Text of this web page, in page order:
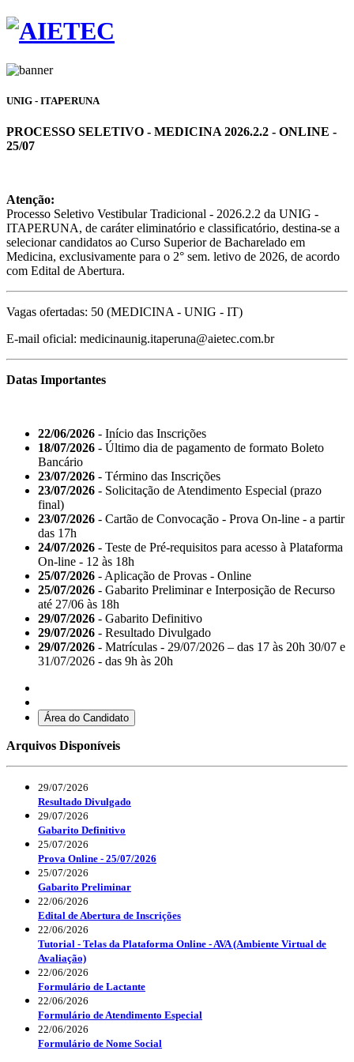
UNIG - ITAPERUNA
PROCESSO SELETIVO - MEDICINA 2026.2.2 - ONLINE -
25/07
Atenção:
Processo Seletivo Vestibular Tradicional - 2026.2.2 da UNIG -
ITAPERUNA, de caráter eliminatório e classificatório, destina-se a
selecionar candidatos ao Curso Superior de Bacharelado em
Medicina, exclusivamente para o 2° sem. letivo de 2026, de acordo
com Edital de Abertura.
Vagas ofertadas: 50 (MEDICINA - UNIG - IT)
E-mail oficial: medicinaunig.itaperuna@aietec.com.br
Datas Importantes
22/06/2026 - Início das Inscrições
18/07/2026 - Último dia de pagamento de formato Boleto
Bancário
23/07/2026 - Término das Inscrições
23/07/2026 - Solicitação de Atendimento Especial (prazo
final)
23/07/2026 - Cartão de Convocação - Prova On-line - a partir
das 17h
24/07/2026 - Teste de Pré-requisitos para acesso à Plataforma
On-line - 12 às 18h
25/07/2026 - Aplicação de Provas - Online
25/07/2026 - Gabarito Preliminar e Interposição de Recurso
até 27/06 às 18h
29/07/2026 - Gabarito Definitivo
29/07/2026 - Resultado Divulgado
29/07/2026 - Matrículas - 29/07/2026 – das 17 às 20h 30/07 e
31/07/2026 - das 9h às 20h
Área do Candidato
Arquivos Disponíveis
29/07/2026
Resultado Divulgado
29/07/2026
Gabarito Definitivo
25/07/2026
Prova Online - 25/07/2026
25/07/2026
Gabarito Preliminar
22/06/2026
Edital de Abertura de Inscrições
22/06/2026
Tutorial - Telas da Plataforma Online - AVA (Ambiente Virtual de
Avaliação)
22/06/2026
Formulário de Lactante
22/06/2026
Formulário de Atendimento Especial
22/06/2026
Formulário de Nome Social